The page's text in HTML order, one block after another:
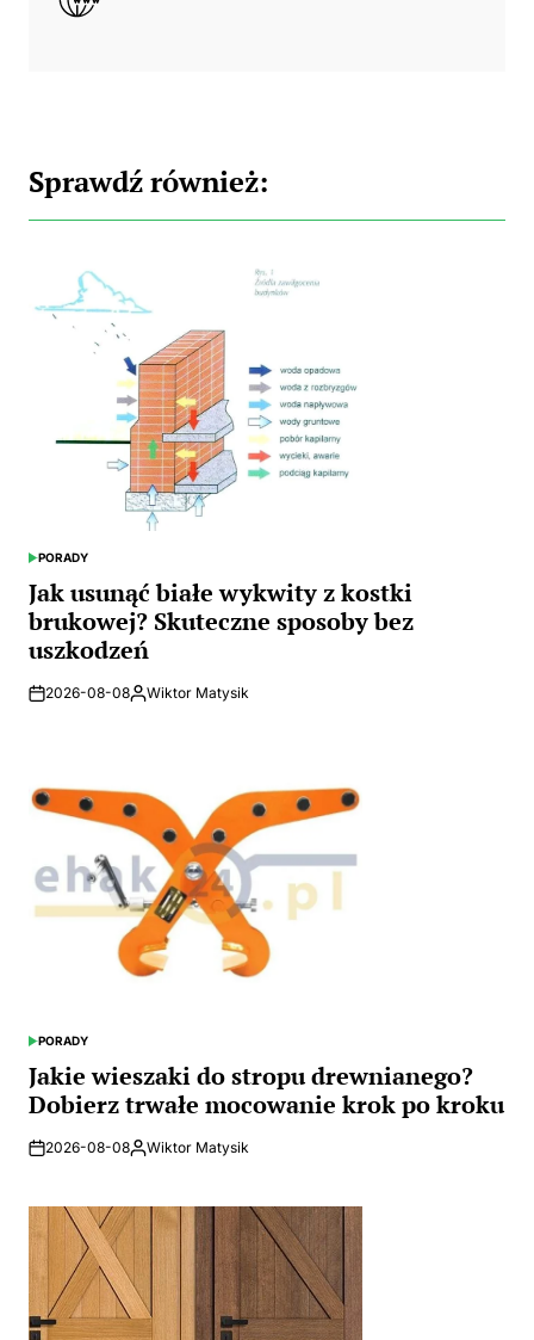
Sprawdź również:
POSTED
IN
PORADY
Jak usunąć białe wykwity z kostki
brukowej? Skuteczne sposoby bez
uszkodzeń
2026-08-08Posted
Wiktor Matysik
POSTED
IN
PORADY
Jakie wieszaki do stropu drewnianego?
Dobierz trwałe mocowanie krok po kroku
2026-08-08Posted
Wiktor Matysik